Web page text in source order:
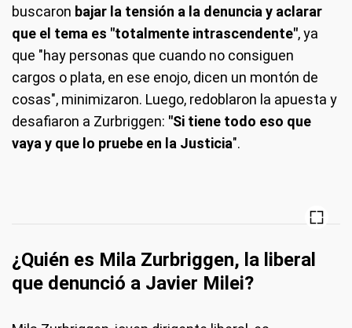
buscaron bajar la tensión a la denuncia y aclarar
que el tema es "totalmente intrascendente", ya
que "hay personas que cuando no consiguen
cargos o plata, en ese enojo, dicen un montón de
cosas", minimizaron. Luego, redoblaron la apuesta y
desafiaron a Zurbriggen: "Si tiene todo eso que
vaya y que lo pruebe en la Justicia".
¿Quién es Mila Zurbriggen, la liberal
que denunció a Javier Milei?